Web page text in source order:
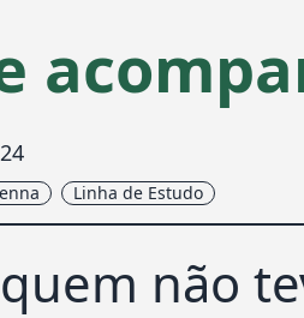
Linha de Estudo
não